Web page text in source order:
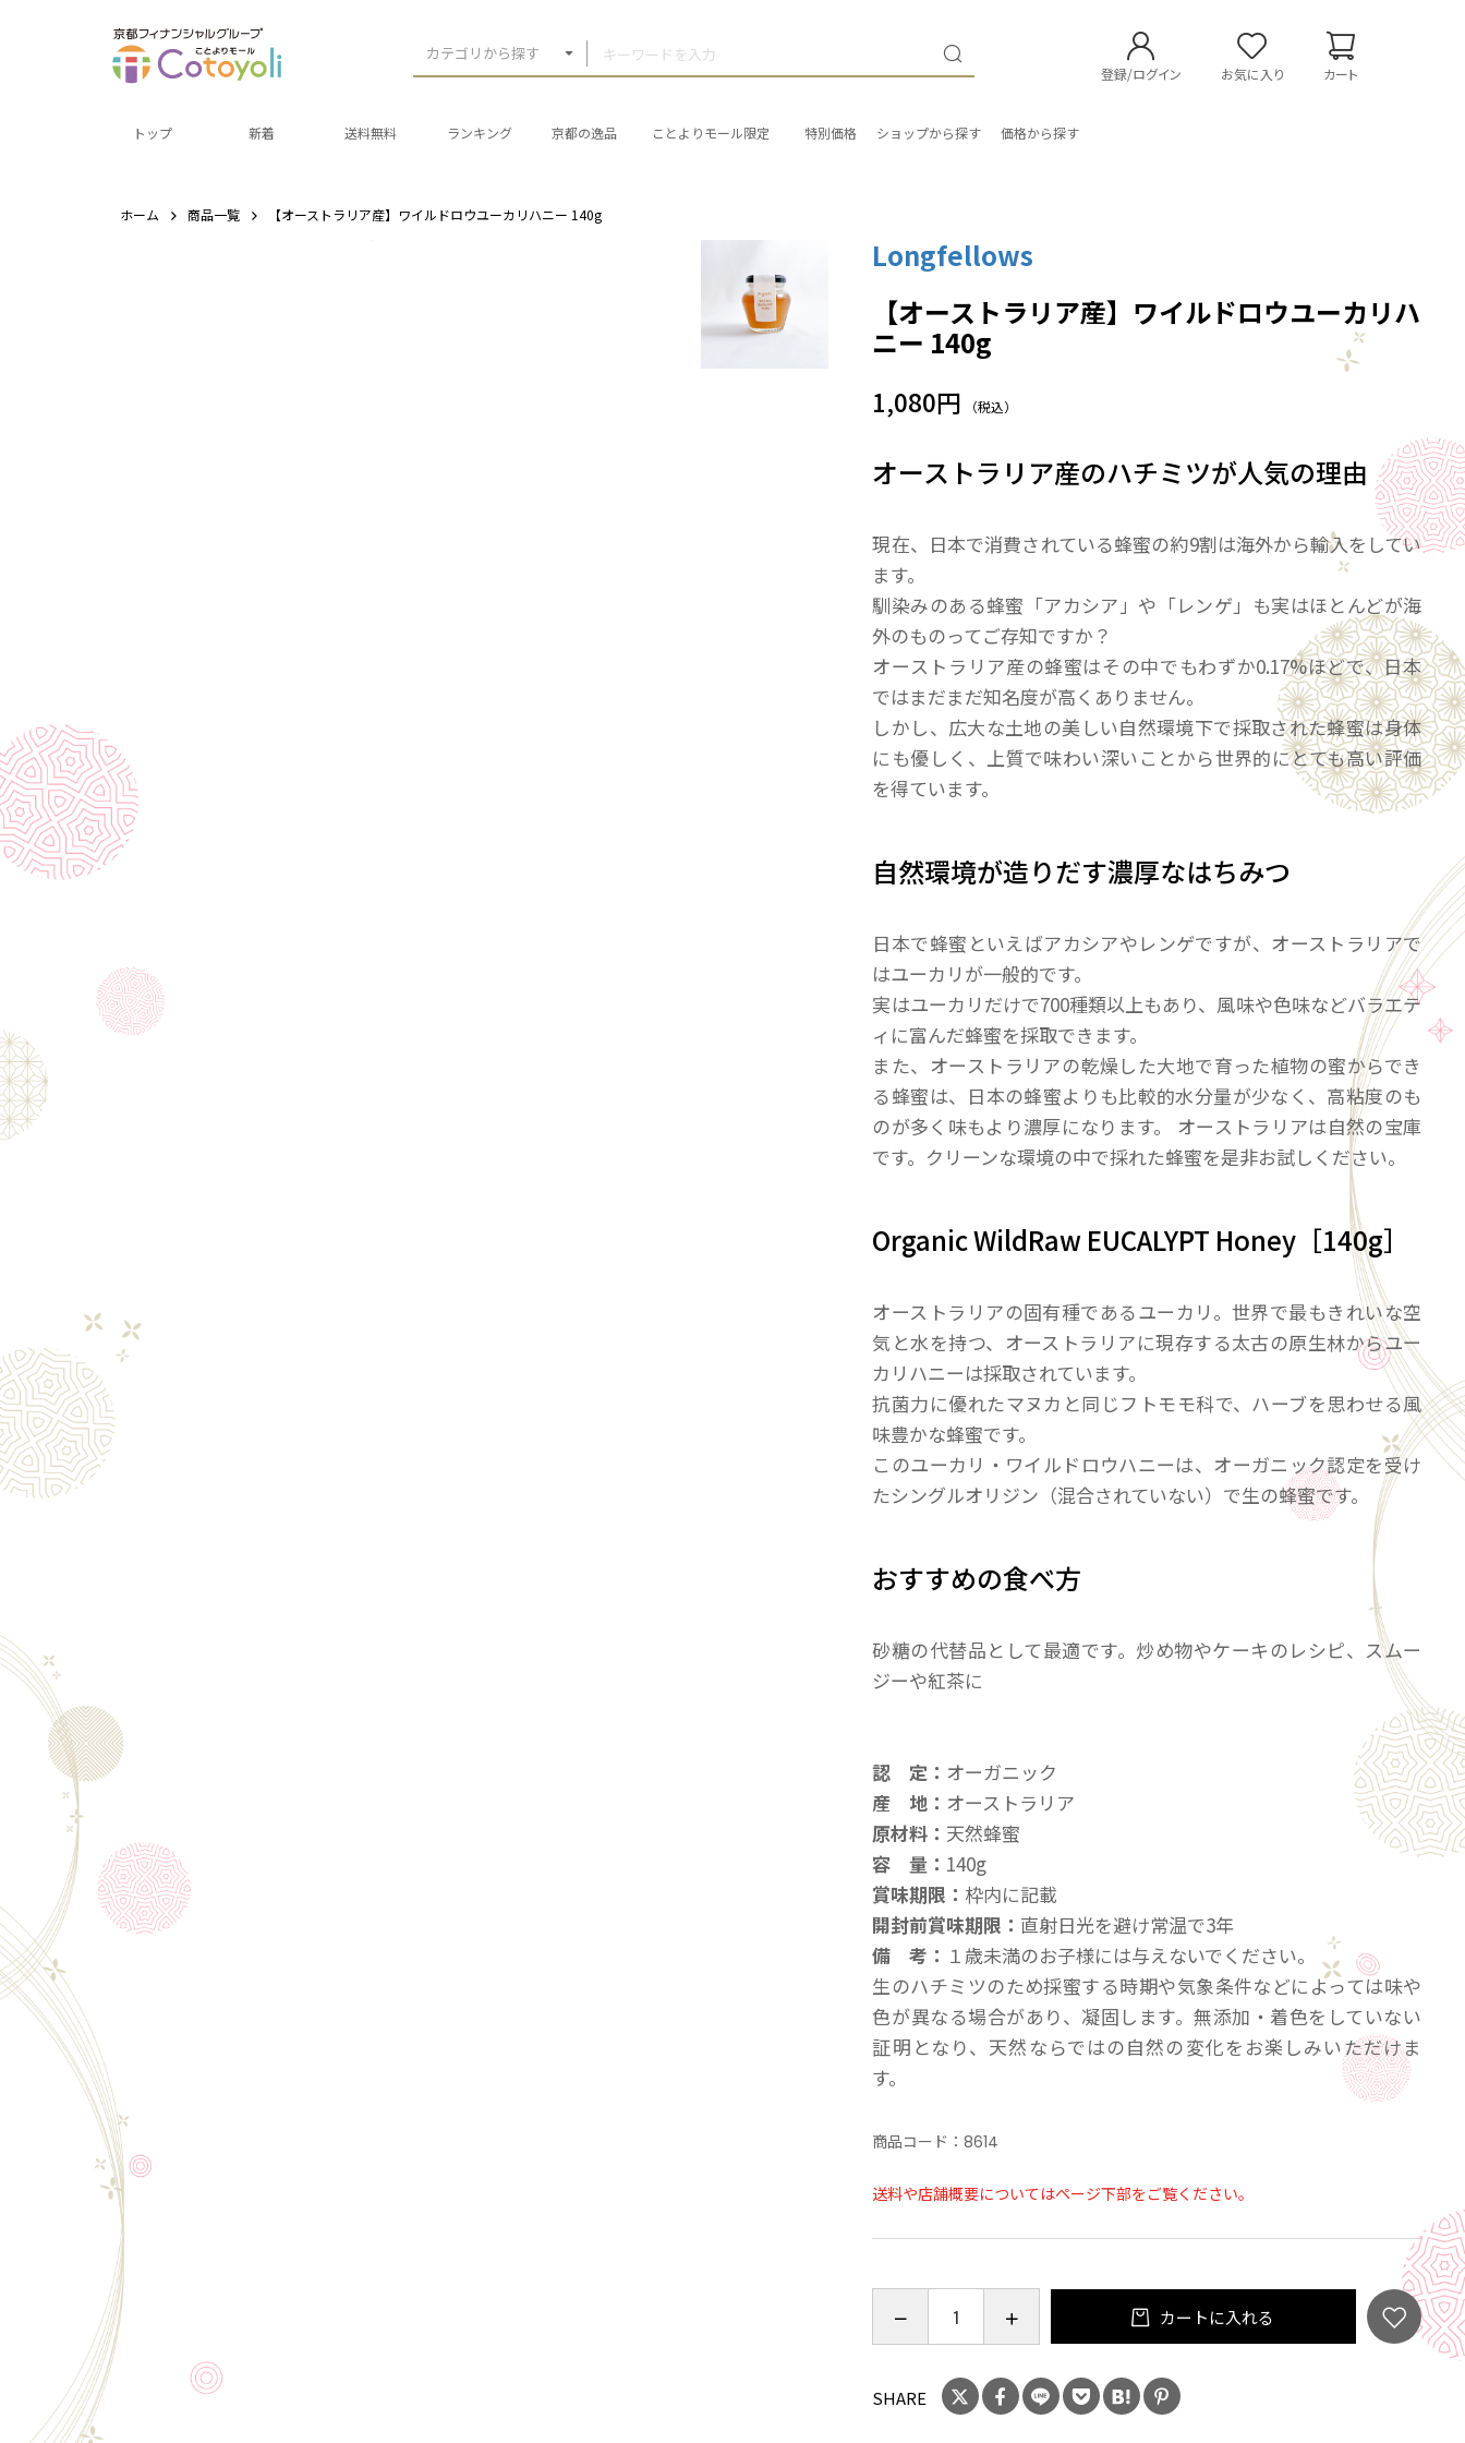
カテゴリから探す
登録/ログイン お気に入り カート
トップ 新着 送料無料 ランキング 京都の逸品 ことよりモール限定 特別価格 ショップから探す 価格から探す
ホーム 商品一覧 【オーストラリア産】ワイルドロウユーカリハニー 140g
Longfellows
【オーストラリア産】ワイルドロウユーカリハ
ニー 140g
1,080円 （税込）
オーストラリア産のハチミツが人気の理由
現在、日本で消費されている蜂蜜の約9割は海外から輸入をしてい
ます。
馴染みのある蜂蜜「アカシア」や「レンゲ」も実はほとんどが海
外のものってご存知ですか？
オーストラリア産の蜂蜜はその中でもわずか0.17%ほどで、日本
ではまだまだ知名度が高くありません。
しかし、広大な土地の美しい自然環境下で採取された蜂蜜は身体
にも優しく、上質で味わい深いことから世界的にとても高い評価
を得ています。
自然環境が造りだす濃厚なはちみつ
日本で蜂蜜といえばアカシアやレンゲですが、オーストラリアで
はユーカリが一般的です。
実はユーカリだけで700種類以上もあり、風味や色味などバラエテ
ィに富んだ蜂蜜を採取できます。
また、オーストラリアの乾燥した大地で育った植物の蜜からでき
る蜂蜜は、日本の蜂蜜よりも比較的水分量が少なく、高粘度のも
のが多く味もより濃厚になります。 オーストラリアは自然の宝庫
です。クリーンな環境の中で採れた蜂蜜を是非お試しください。
Organic WildRaw EUCALYPT Honey［140g］
オーストラリアの固有種であるユーカリ。世界で最もきれいな空
気と水を持つ、オーストラリアに現存する太古の原生林からユー
カリハニーは採取されています。
抗菌力に優れたマヌカと同じフトモモ科で、ハーブを思わせる風
味豊かな蜂蜜です。
このユーカリ・ワイルドロウハニーは、オーガニック認定を受け
たシングルオリジン（混合されていない）で生の蜂蜜です。
おすすめの食べ方
砂糖の代替品として最適です。炒め物やケーキのレシピ、スムー
ジーや紅茶に
認 定： オーガニック
産 地： オーストラリア
原材料： 天然蜂蜜
容 量： 140g
賞味期限： 枠内に記載
開封前賞味期限： 直射日光を避け常温で3年
備 考： １歳未満のお子様には与えないでください。
生のハチミツのため採蜜する時期や気象条件などによっては味や
色が異なる場合があり、凝固します。無添加・着色をしていない
証明となり、天然ならではの自然の変化をお楽しみいただけま
す。
商品コード：8614
送料や店舗概要についてはページ下部をご覧ください。
カートに入れる
SHARE